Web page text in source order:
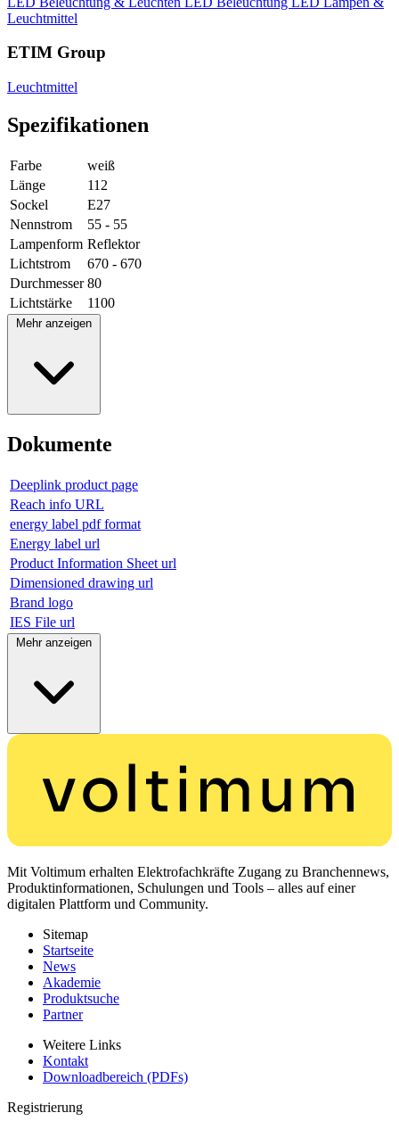
Leuchtmittel
ETIM Group
Leuchtmittel
Spezifikationen
Farbe
weiß
Länge
112
Sockel
E27
Nennstrom
55 - 55
Lampenform Reflektor
Lichtstrom
670 - 670
Durchmesser 80
Lichtstärke
1100
Mehr anzeigen
Dokumente
Deeplink product page
Reach info URL
energy label pdf format
Energy label url
Product Information Sheet url
Dimensioned drawing url
Brand logo
IES File url
Mehr anzeigen
Mit Voltimum erhalten Elektrofachkräfte Zugang zu Branchennews,
Produktinformationen, Schulungen und Tools – alles auf einer
digitalen Plattform und Community.
Sitemap
Startseite
News
Akademie
Produktsuche
Partner
Weitere Links
Kontakt
Downloadbereich (PDFs)
Registrierung